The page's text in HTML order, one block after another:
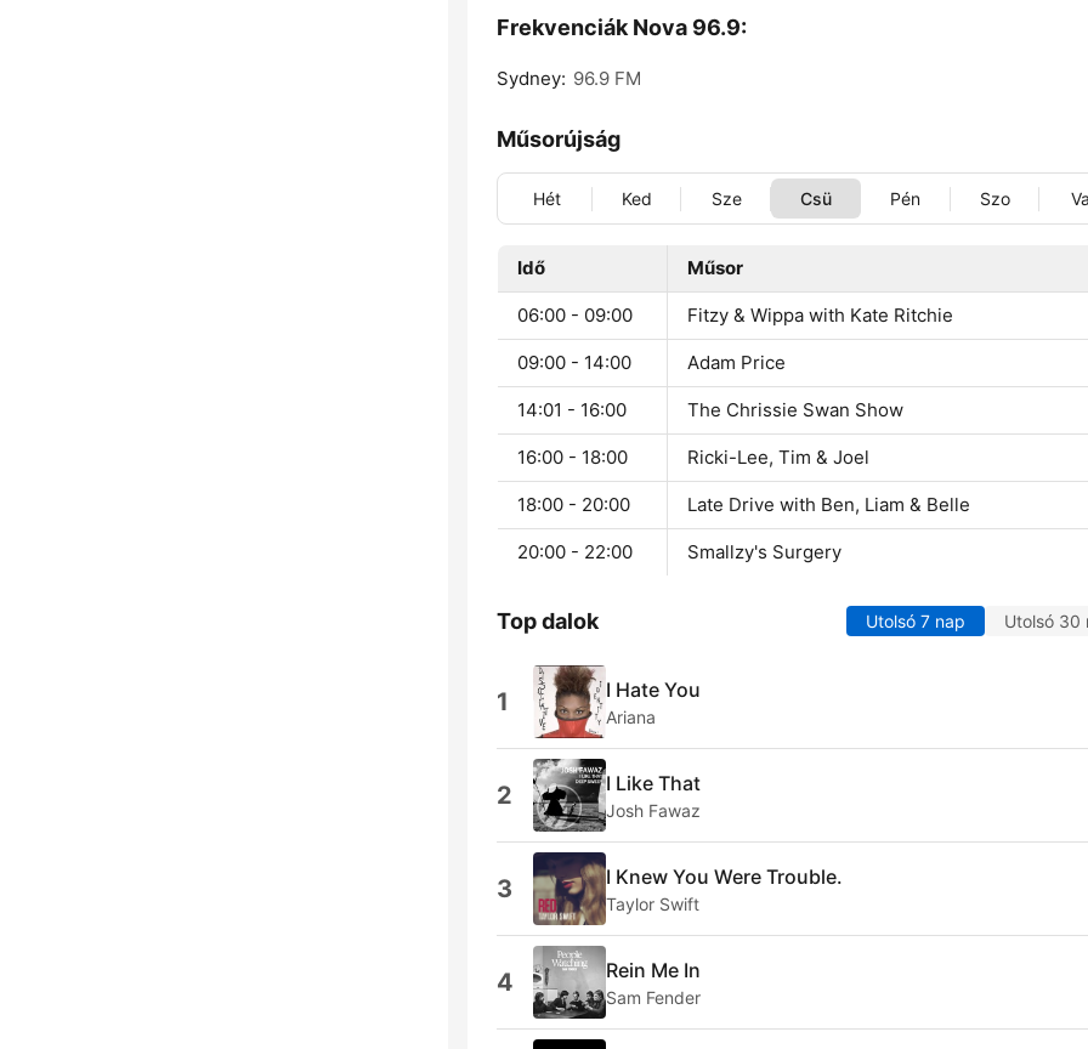
Frekvenciák Nova 96.9:
Sydney: 96.9 FM
Műsorújság
Hét Ked Sze Csü Pén Szo
Idő Műsor
06:00 - 09:00 Fitzy & Wippa with Kate Ritchie
09:00 - 14:00 Adam Price
14:01 - 16:00 The Chrissie Swan Show
16:00 - 18:00 Ricki-Lee, Tim & Joel
18:00 - 20:00 Late Drive with Ben, Liam & Belle
20:00 - 22:00 Smallzy's Surgery
Top dalok Utolsó 7 nap Utolsó 30
1 I Hate You
Ariana
2 I Like That
Josh Fawaz
3 I Knew You Were Trouble.
Taylor Swift
4 Rein Me In
Sam Fender